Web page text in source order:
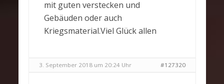
mit guten verstecken und
Gebäuden oder auch
Kriegsmaterial.Viel Glück allen
3. September 2018 um 20:24 Uhr #127320